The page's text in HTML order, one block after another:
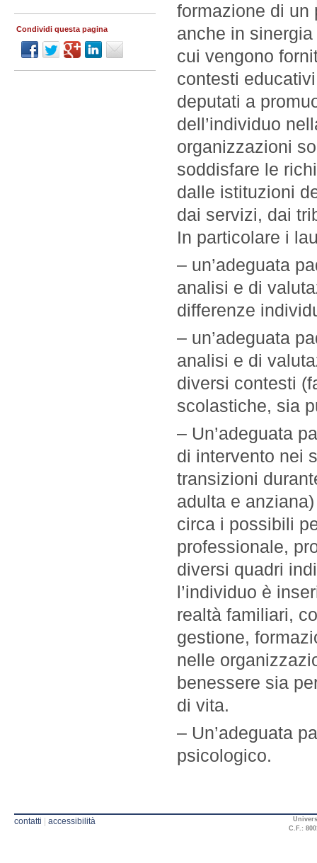
formazione di un
anche in
cui vengono
contesti
deputati a
dell’individuo
organizzazioni
soddisfare le
dalle istituzioni
dai servizi, dai
In particolare i
– un’adeguata
analisi e di
differenze
– un’adeguata
analisi e di
diversi contesti
scolastiche, sia
– Un’adeguata
di intervento nei
transizioni
adulta e
circa i possibili
professionale,
diversi quadri
l’individuo è
realtà familiari,
gestione,
nelle
benessere sia
di vita.
– Un’adeguata
psicologico.
Condividi questa pagina
contatti | accessibilità
C.F.: